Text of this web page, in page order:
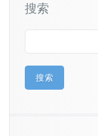
搜索
搜索